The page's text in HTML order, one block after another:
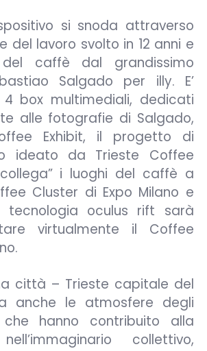
si snoda attraverso
del lavoro svolto in 12 anni e
caffè dal grandissimo
Salgado per illy. E’
box multimediali, dedicati
alle fotografie di Salgado,
Exhibit, il progetto di
ideato da Trieste Coffee
i luoghi del caffè a
Cluster di Expo Milano e
tecnologia oculus rift sarà
virtualmente il Coffee
città – Trieste capitale del
anche le atmosfere degli
hanno contribuito alla
collettivo,